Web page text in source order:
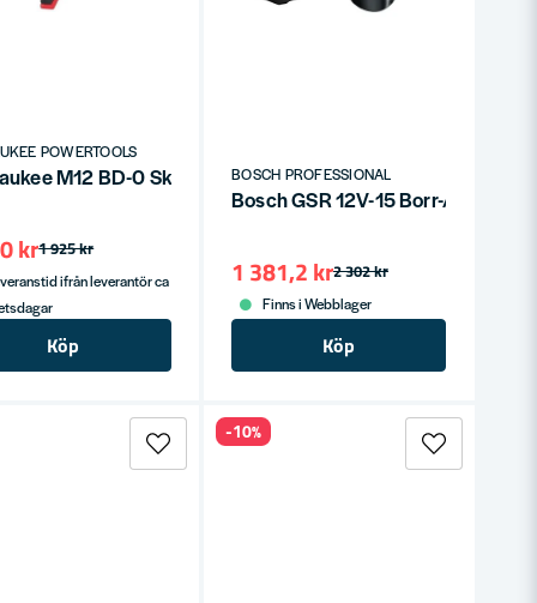
POWERTOOLS
M12 BD-0 Skruvdragare 12V (utan batterier)
1 925 kr
kr
ifrån leverantör ca
Köp
BOSCH PROFESSIONAL
Bosch GSR 12V-15 Borr-/
2 302 kr
1 381,2 kr
Finns i Webblager
Köp
-10%